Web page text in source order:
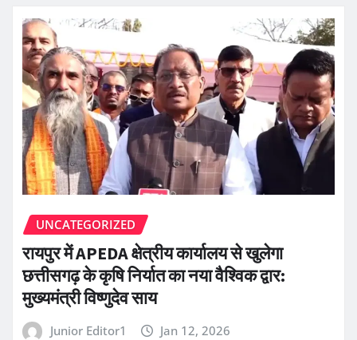
UNCATEGORIZED
रायपुर में APEDA क्षेत्रीय कार्यालय से खुलेगा
छत्तीसगढ़ के कृषि निर्यात का नया वैश्विक द्वार:
मुख्यमंत्री विष्णुदेव साय
Junior Editor1 Jan 12, 2026